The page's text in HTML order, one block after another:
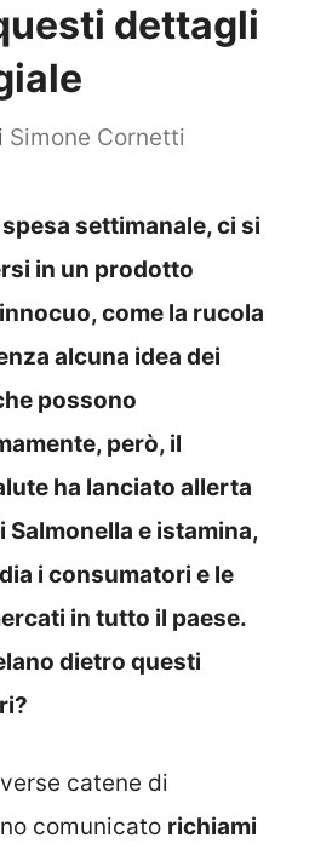
dettagli
Simone Cornetti
settimanale, ci si
in un prodotto
come la rucola
alcuna idea dei
possono
però, il
ha lanciato allerta
Salmonella e istamina,
i consumatori e le
in tutto il paese.
dietro questi
catene di
comunicato richiami